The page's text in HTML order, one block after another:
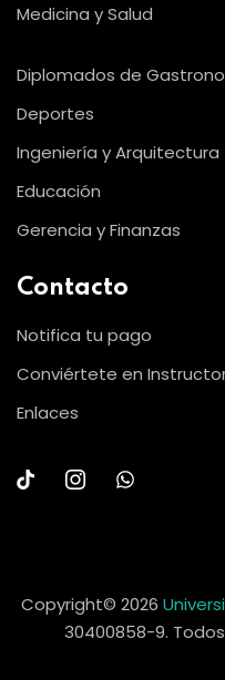
Medicina y Salud
Diplomados de
Deportes
Ingeniería y Arquitectura
Educación
Gerencia y Finanzas
Contacto
Notifica tu pago
Conviértete en
Enlaces
Copyright© 2026
30400858-9.